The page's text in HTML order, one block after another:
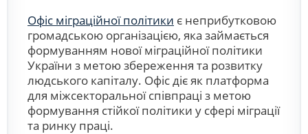
Офіс міграційної політики є неприбутковою
громадською організацією, яка займається
формуванням нової міграційної політики
України з метою збереження та розвитку
людського капіталу. Офіс діє як платформа
для міжсекторальної співпраці з метою
формування стійкої політики у сфері міграції
та ринку праці.